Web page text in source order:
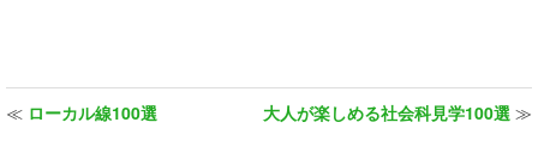
≪ ローカル線100選 大人が楽しめる社会科見学100選 ≫